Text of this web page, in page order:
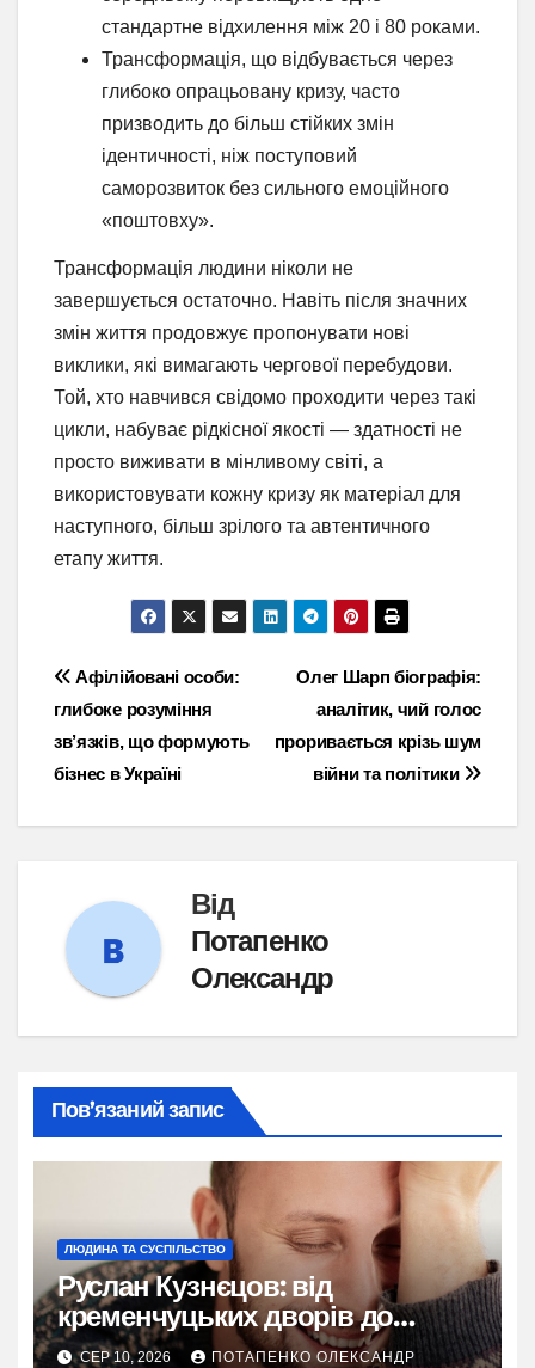
стандартне відхилення між 20 і 80 роками.
Трансформація, що відбувається через
глибоко опрацьовану кризу, часто
призводить до більш стійких змін
ідентичності, ніж поступовий
саморозвиток без сильного емоційного
«поштовху».
Трансформація людини ніколи не
завершується остаточно. Навіть після значних
змін життя продовжує пропонувати нові
виклики, які вимагають чергової перебудови.
Той, хто навчився свідомо проходити через такі
цикли, набуває рідкісної якості — здатності не
просто виживати в мінливому світі, а
використовувати кожну кризу як матеріал для
наступного, більш зрілого та автентичного
етапу життя.
Навігація
записів
Олег Шарп біографія:
аналітик, чий голос
проривається крізь шум
війни та політики
Афілійовані особи:
глибоке розуміння
зв’язків, що формують
бізнес в Україні
Від
Потапенко
Олександр
Пов’язаний запис
ЛЮДИНА ТА СУСПІЛЬСТВО
Руслан Кузнєцов: від
кременчуцьких дворів до
мільйонів на YouTube
СЕР 10, 2026 ПОТАПЕНКО ОЛЕКСАНДР